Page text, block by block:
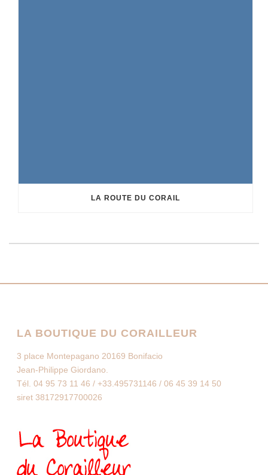
LA ROUTE DU CORAIL
LA BOUTIQUE DU CORAILLEUR
3 place Montepagano 20169 Bonifacio
Jean-Philippe Giordano.
Tél. 04 95 73 11 46 / +33.495731146 / 06 45 39 14 50
siret 38172917700026